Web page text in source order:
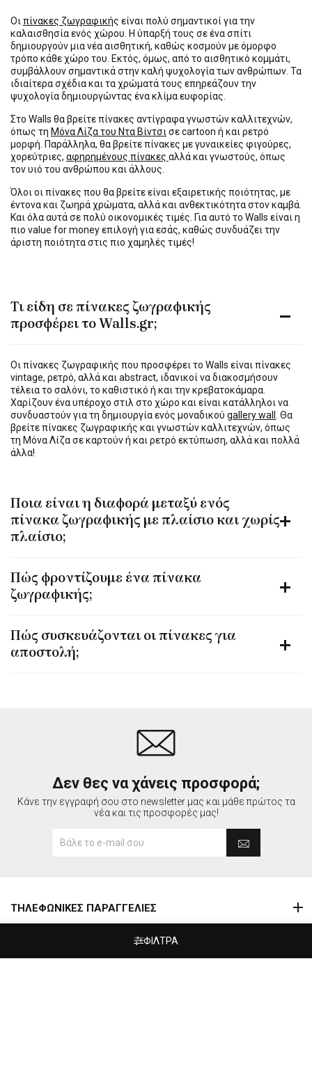
ΦΙΛΤΡΑ
Οιπίνακες ζωγραφικής είναι πολύ σημαντικοί για την
καλαισθησία ενός χώρου. Η ύπαρξή τους σε ένα σπίτι
δημιουργούν μια νέα αισθητική, καθώς κοσμούν με όμορφο
τρόπο κάθε χώρο του. Εκτός, όμως, από το αισθητικό κομμάτι,
συμβάλλουν σημαντικά στην καλή ψυχολογία των ανθρώπων. Τα
ιδιαίτερα σχέδια και τα χρώματά τους επηρεάζουν την
ψυχολογία δημιουργώντας ένα κλίμα ευφορίας.
Στο Walls θα βρείτε πίνακες αντίγραφα γνωστών καλλιτεχνών,
όπως τη Μόνα Λίζα του Ντα Βίντσισε cartoon ή και ρετρό
μορφή. Παράλληλα, θα βρείτε πίνακες με γυναικείες φιγούρες,
χορεύτριες, αφηρημένους πίνακες αλλά και γνωστούς, όπως
τον υιό του ανθρώπου και άλλους.
Όλοι οι πίνακες που θα βρείτε είναι εξαιρετικής ποιότητας, με
έντονα και ζωηρά χρώματα, αλλά και ανθεκτικότητα στον καμβά.
Και όλα αυτά σε πολύ οικονομικές τιμές. Για αυτό το Walls είναι η
πιο value for money επιλογή για εσάς, καθώς συνδυάζει την
άριστη ποιότητα στις πιο χαμηλές τιμές!
Τι είδη σε πίνακες ζωγραφικής
προσφέρει το Walls.gr;
Οι πίνακες ζωγραφικής που προσφέρει το Walls είναι πίνακες
vintage, ρετρό, αλλά και abstract, ιδανικοί να διακοσμήσουν
τέλεια το σαλόνι, το καθιστικό ή και την κρεβατοκάμαρα.
Χαρίζουν ένα υπέροχο στιλ στο χώρο και είναι κατάλληλοι να
συνδυαστούν για τη δημιουργία ενός μοναδικού gallery wall . Θα
βρείτε πίνακες ζωγραφικής και γνωστών καλλιτεχνών, όπως
τη Μόνα Λίζα σε καρτούν ή και ρετρό εκτύπωση, αλλά και πολλά
άλλα!
Ποια είναι η διαφορά μεταξύ ενός
πίνακα ζωγραφικής με πλαίσιο και χωρίς
πλαίσιο;
Πώς φροντίζουμε ένα πίνακα
ζωγραφικής;
Πώς συσκευάζονται οι πίνακες για
αποστολή;
Δεν θες να χάνεις προσφορά;
Κάνε την εγγραφή σου στο newsletter μας και μάθε πρώτος τα
νέα και τις προσφορές μας!
ΤΗΛΕΦΩΝΙΚΕΣ ΠΑΡΑΓΓΕΛΙΕΣ